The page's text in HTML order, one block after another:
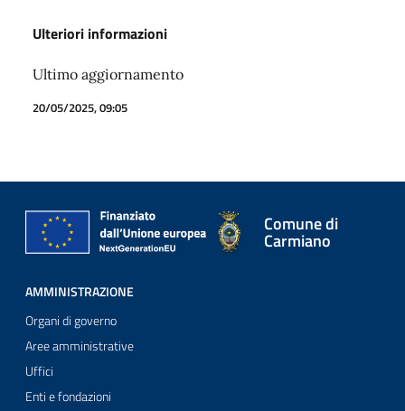
Ulteriori informazioni
Ultimo aggiornamento
20/05/2025, 09:05
Comune di
Carmiano
AMMINISTRAZIONE
Organi di governo
Aree amministrative
Uffici
Enti e fondazioni